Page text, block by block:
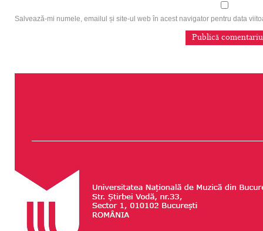
Salvează-mi numele, emailul și site-ul web în acest navigator pentru data